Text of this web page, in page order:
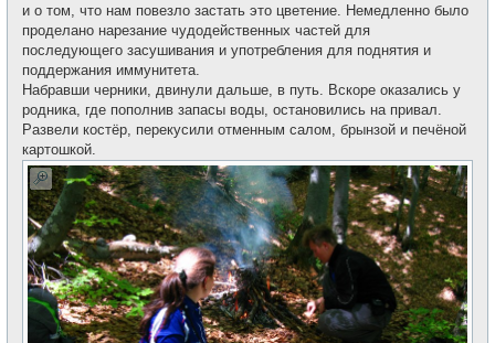
и о том, что нам повезло застать это цветение. Немедленно было
проделано нарезание чудодейственных частей для
последующего засушивания и употребления для поднятия и
поддержания иммунитета.
Набравши черники, двинули дальше, в путь. Вскоре оказались у
родника, где пополнив запасы воды, остановились на привал.
Развели костёр, перекусили отменным салом, брынзой и печёной
картошкой.